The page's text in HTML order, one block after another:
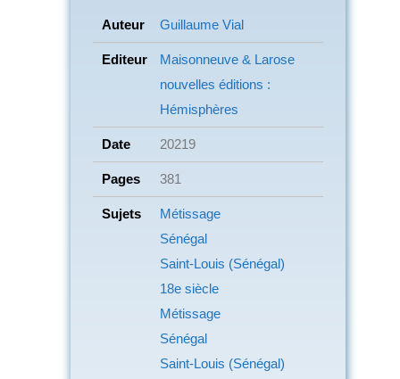
Auteur Guillaume Vial
Editeur
Maisonneuve & Larose
nouvelles éditions :
Hémisphères
Date 20219
Pages 381
Sujets
Métissage
Sénégal
Saint-Louis (Sénégal)
18e siècle
Métissage
Sénégal
Saint-Louis (Sénégal)